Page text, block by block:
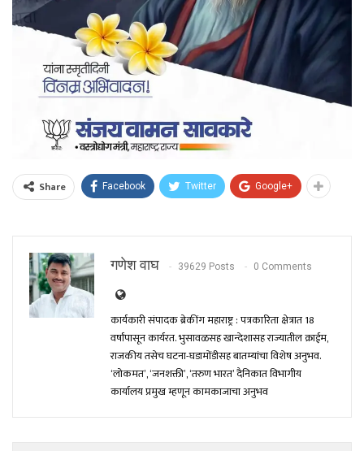
Share Facebook Twitter Google+
गणेश वाघ 39629 Posts 0 Comments
कार्यकारी संपादक ब्रेकींग महाराष्ट्र : पत्रकारिता क्षेत्रात 18
वर्षांपासून कार्यरत. भुसावळसह खान्देशासह राज्यातील क्राईम,
राजकीय तसेच घटना-घडामोंडीसह बातम्यांचा विशेष अनुभव.
‘लोकमत’, ‘जनशक्ती’, ‘तरुण भारत’ दैनिकात विभागीय
कार्यालय प्रमुख म्हणून कामकाजाचा अनुभव